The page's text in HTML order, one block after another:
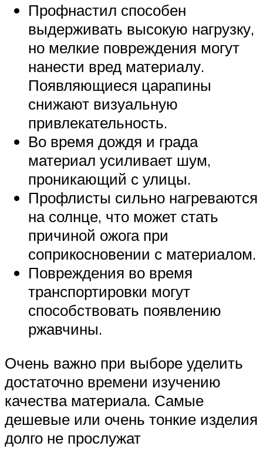
Профнастил способен
выдерживать высокую нагрузку,
но мелкие повреждения могут
нанести вред материалу.
Появляющиеся царапины
снижают визуальную
привлекательность.
Во время дождя и града
материал усиливает шум,
проникающий с улицы.
Профлисты сильно нагреваются
на солнце, что может стать
причиной ожога при
соприкосновении с материалом.
Повреждения во время
транспортировки могут
способствовать появлению
ржавчины.
Очень важно при выборе уделить
достаточно времени изучению
качества материала. Самые
дешевые или очень тонкие изделия
долго не прослужат